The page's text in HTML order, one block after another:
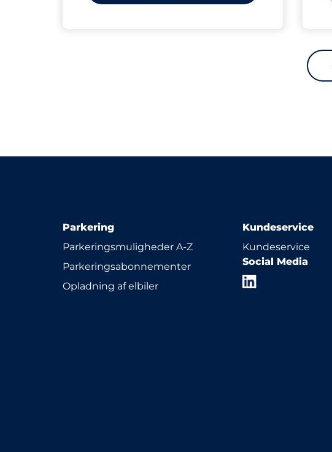
Parkering
Parkeringsmuligheder A-Z
Parkeringsabonnementer
Opladning af elbiler
Kundeservice
Kundeservice
Social Media